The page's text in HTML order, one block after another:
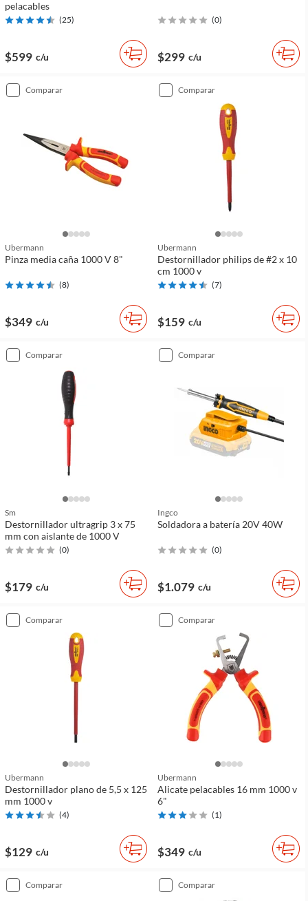
pelacables
(25)
$599 c/u
(0)
$299 c/u
comparar
Ubermann
Pinza media caña 1000 V 8"
(8)
$349 c/u
comparar
Ubermann
Destornillador philips de #2 x 10
cm 1000 v
(7)
$159 c/u
comparar
Sm
Destornillador ultragrip 3 x 75
mm con aislante de 1000 V
(0)
$179 c/u
comparar
Ingco
Soldadora a batería 20V 40W
(0)
$1.079 c/u
comparar
Ubermann
Destornillador plano de 5,5 x 125
mm 1000 v
(4)
$129 c/u
comparar
Ubermann
Alicate pelacables 16 mm 1000 v
6"
(1)
$349 c/u
comparar comparar